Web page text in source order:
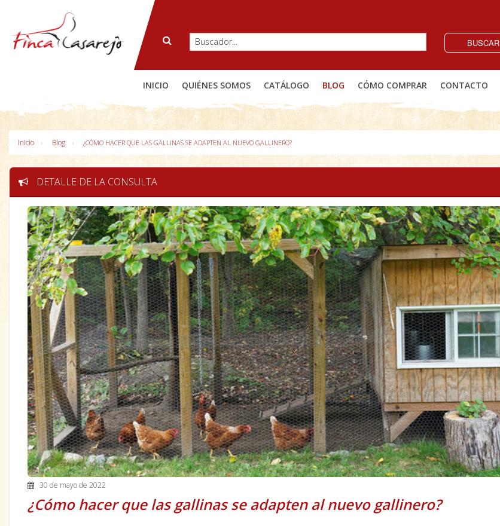
BUSCAR
INICIO QUIÉNES SOMOS CATÁLOGO BLOG CÓMO COMPRAR CONTACTO
Inicio Blog ¿CÓMO HACER QUE LAS GALLINAS SE ADAPTEN AL NUEVO GALLINERO?
DETALLE DE LA CONSULTA
30 de mayo de 2022
¿Cómo hacer que las gallinas se adapten al nuevo gallinero?